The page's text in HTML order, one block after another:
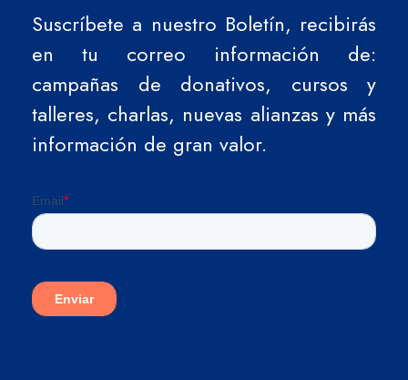
Suscríbete a nuestro Boletín, recibirás
en tu correo información de:
campañas de donativos, cursos y
talleres, charlas, nuevas alianzas y más
información de gran valor.